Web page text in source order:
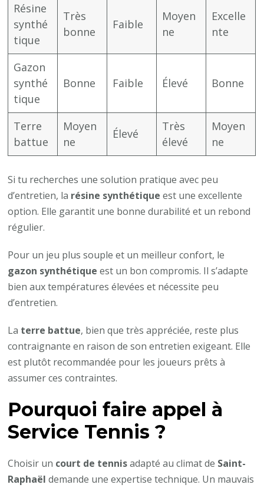
Résine
synthé
tique
Très
bonne
Faible
Moyen
ne
Excelle
nte
Gazon
synthé
tique
Bonne Faible Élevé Bonne
Terre
battue
Moyen
ne
Élevé
Très
élevé
Moyen
ne
Si tu recherches une solution pratique avec peu
d’entretien, la résine synthétique est une excellente
option. Elle garantit une bonne durabilité et un rebond
régulier.
Pour un jeu plus souple et un meilleur confort, le
gazon synthétique est un bon compromis. Il s’adapte
bien aux températures élevées et nécessite peu
d’entretien.
La terre battue, bien que très appréciée, reste plus
contraignante en raison de son entretien exigeant. Elle
est plutôt recommandée pour les joueurs prêts à
assumer ces contraintes.
Pourquoi faire appel à
Service Tennis ?
Choisir un court de tennisadapté au climat de Saint-
Raphaël demande une expertise technique. Un mauvais